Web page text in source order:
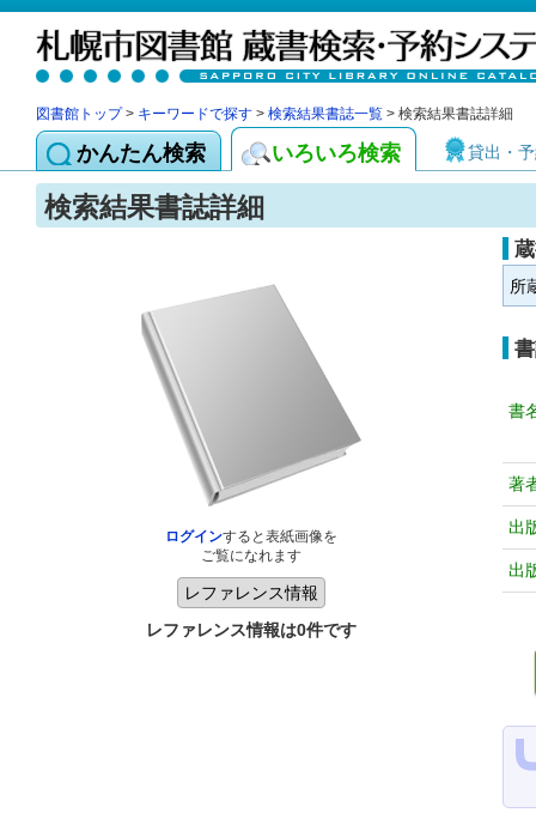
図書館トップ> キーワードで探す > 検索結果書誌一覧 > 検索結果書誌詳細
かんたん検索 いろいろ検索 貸出・
検索結果書誌詳細
ログインすると表紙画像を
ご覧になれます
レファレンス情報は0件です
所
書
著
出
出